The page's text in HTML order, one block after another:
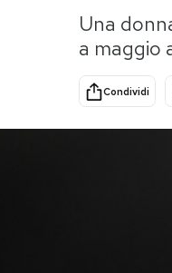
Consumismi
Storie/Idee
Ok Boomer!
Media
Una
a maggio
Condividi